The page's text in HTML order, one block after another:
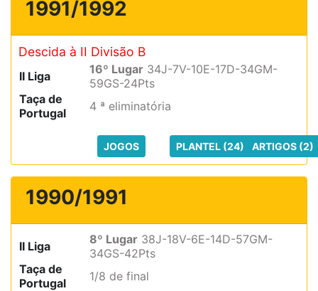
1991/1992
Descida à II Divisão B
II Liga 16º Lugar 34J-7V-10E-17D-34GM-
59GS-24Pts
Taça de
Portugal
4 ª eliminatória
JOGOS PLANTEL (24) ARTIGOS (2)
1990/1991
II Liga 8º Lugar 38J-18V-6E-14D-57GM-
34GS-42Pts
Taça de
Portugal
1/8 de final